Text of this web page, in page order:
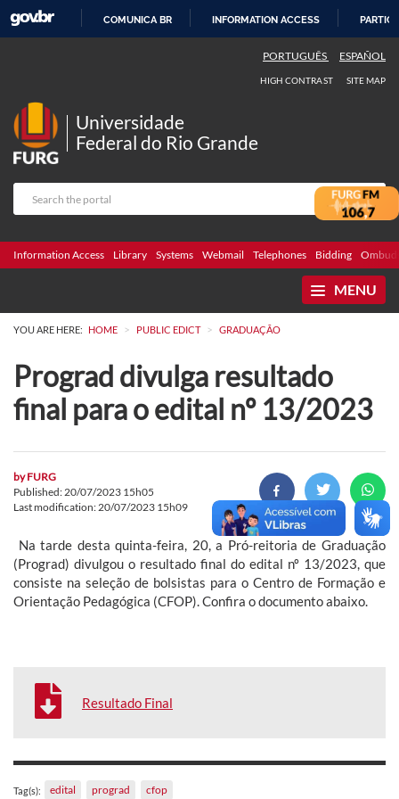
COMUNICA BR INFORMATION ACCESS
PORTUGUÊS ESPAÑOL
HIGH CONTRAST SITE MAP
Universidade
Federal do Rio Grande
Information Access Library Systems Webmail Telephones Bidding
MENU
YOU ARE HERE: HOME > PUBLIC EDICT > GRADUAÇÃO
Prograd divulga resultado
final para o edital nº 13/2023
byFURG
Published: 20/07/2023 15h05
Last modification: 20/07/2023 15h09
Na tarde desta quinta-feira, 20, a Pró-reitoria de Graduação
(Prograd) divulgou o resultado final do edital nº 13/2023, que
consiste na seleção de bolsistas para o Centro de Formação e
Orientação Pedagógica (CFOP). Confira o documento abaixo.
Resultado Final
Tag(s): edital prograd cfop